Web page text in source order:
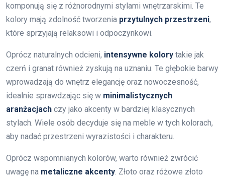
komponują się z różnorodnymi stylami wnętrzarskimi. Te
kolory mają zdolność tworzenia przytulnych przestrzeni,
które sprzyjają relaksowi i odpoczynkowi.
Oprócz naturalnych odcieni, intensywne kolory takie jak
czerń i granat również zyskują na uznaniu. Te głębokie barwy
wprowadzają do wnętrz elegancję oraz nowoczesność,
idealnie sprawdzając się w minimalistycznych
aranżacjach czy jako akcenty w bardziej klasycznych
stylach. Wiele osób decyduje się na meble w tych kolorach,
aby nadać przestrzeni wyrazistości i charakteru.
Oprócz wspomnianych kolorów, warto również zwrócić
uwagę na metaliczne akcenty . Złoto oraz różowe złoto